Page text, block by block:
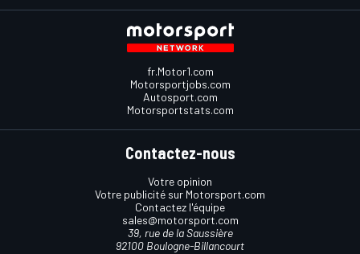
fr.Motor1.com
Motorsportjobs.com
Autosport.com
Motorsportstats.com
Contactez-nous
Votre opinion
Votre publicité sur Motorsport.com
Contactez l'équipe
sales@motorsport.com
39, rue de la Saussière
92100 Boulogne-Billancourt